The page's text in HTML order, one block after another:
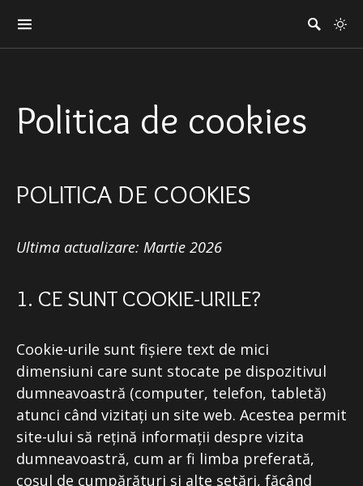
Politica de cookies
POLITICA DE COOKIES
Ultima actualizare: Martie 2026
1. CE SUNT COOKIE-URILE?
Cookie-urile sunt fișiere text de mici
dimensiuni care sunt stocate pe dispozitivul
dumneavoastră (computer, telefon, tabletă)
atunci când vizitați un site web. Acestea permit
site-ului să rețină informații despre vizita
dumneavoastră, cum ar fi limba preferată,
coșul de cumpărături și alte setări, făcând